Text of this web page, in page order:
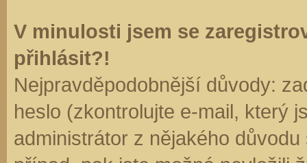
V minulosti jsem se
přihlásit?!
Nejpravděpodobnější důvody:
heslo (zkontrolujte e-mail, který
administrátor z nějakého